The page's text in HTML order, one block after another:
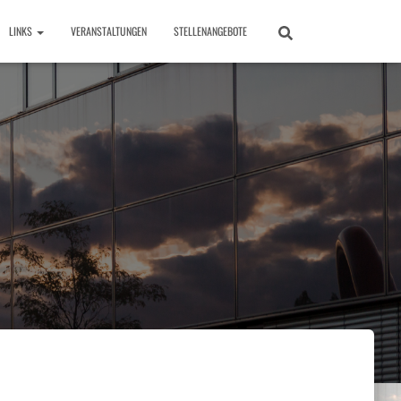
LINKS VERANSTALTUNGEN STELLENANGEBOTE